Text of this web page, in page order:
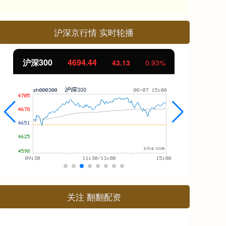
沪深京行情 实时轮播
沪深300 4694.44 43.13 0.93%
关注 翻翻配资